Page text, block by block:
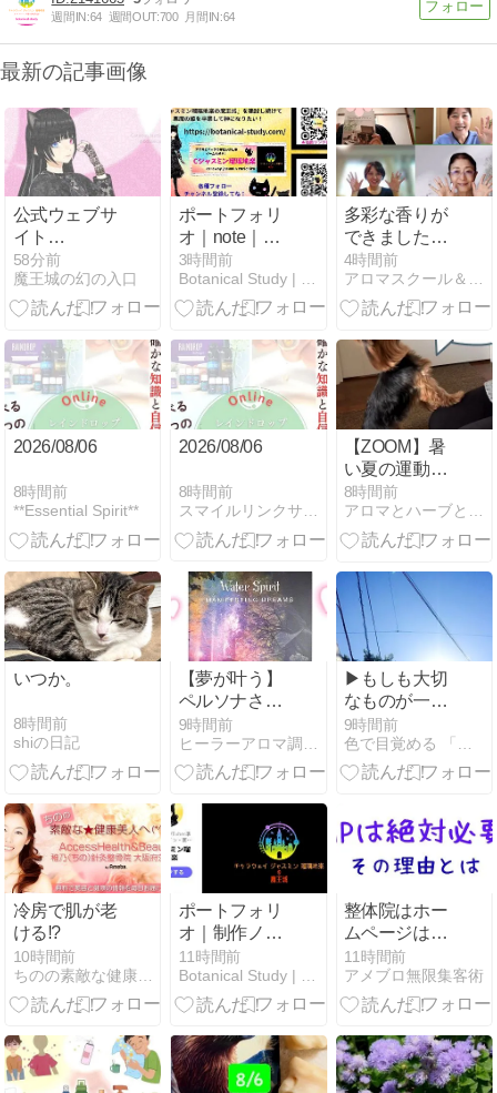
週間IN:64 週間OUT:700 月間IN:64
最新の記事画像
公式ウェブサ
イト
『Botanical
Study』の運用
を開始いたし
58分前
魔王城の幻の入口
ポートフォリ
オ｜note｜
色々掲載（リ
ンク先ページ
冒頭を詳細と
3時間前
Botanical Study | アロマハーブ香り体系化
多彩な香りが
できました！
ブレンドデザ
イナー講座
4時間前
アロマスクール＆アロマ曼荼羅®セラピー My Earth
2026/08/06
8時間前
**Essential Spirit**
2026/08/06
8時間前
【ZOOM】暑
い夏の運動不
足解消★「遊
びながら～お
うちで筋ト
8時間前
アロマとハーブと犬マッサージ
いつか。
8時間前
shiの日記
【夢が叶う】
ペルソナさん
に会った日
9時間前
▶︎もしも大切
なものが一瞬
で消えてしま
ったら?
9時間前
冷房で肌が老
ける!?
10時間前
ポートフォリ
オ｜制作ノー
ト｜アロマハ
ーブ学習サイ
トの構造と制
合案内）
11時間前
整体院はホー
ムページは絶
対に必要で
す！
11時間前
アメブロ無限集客術